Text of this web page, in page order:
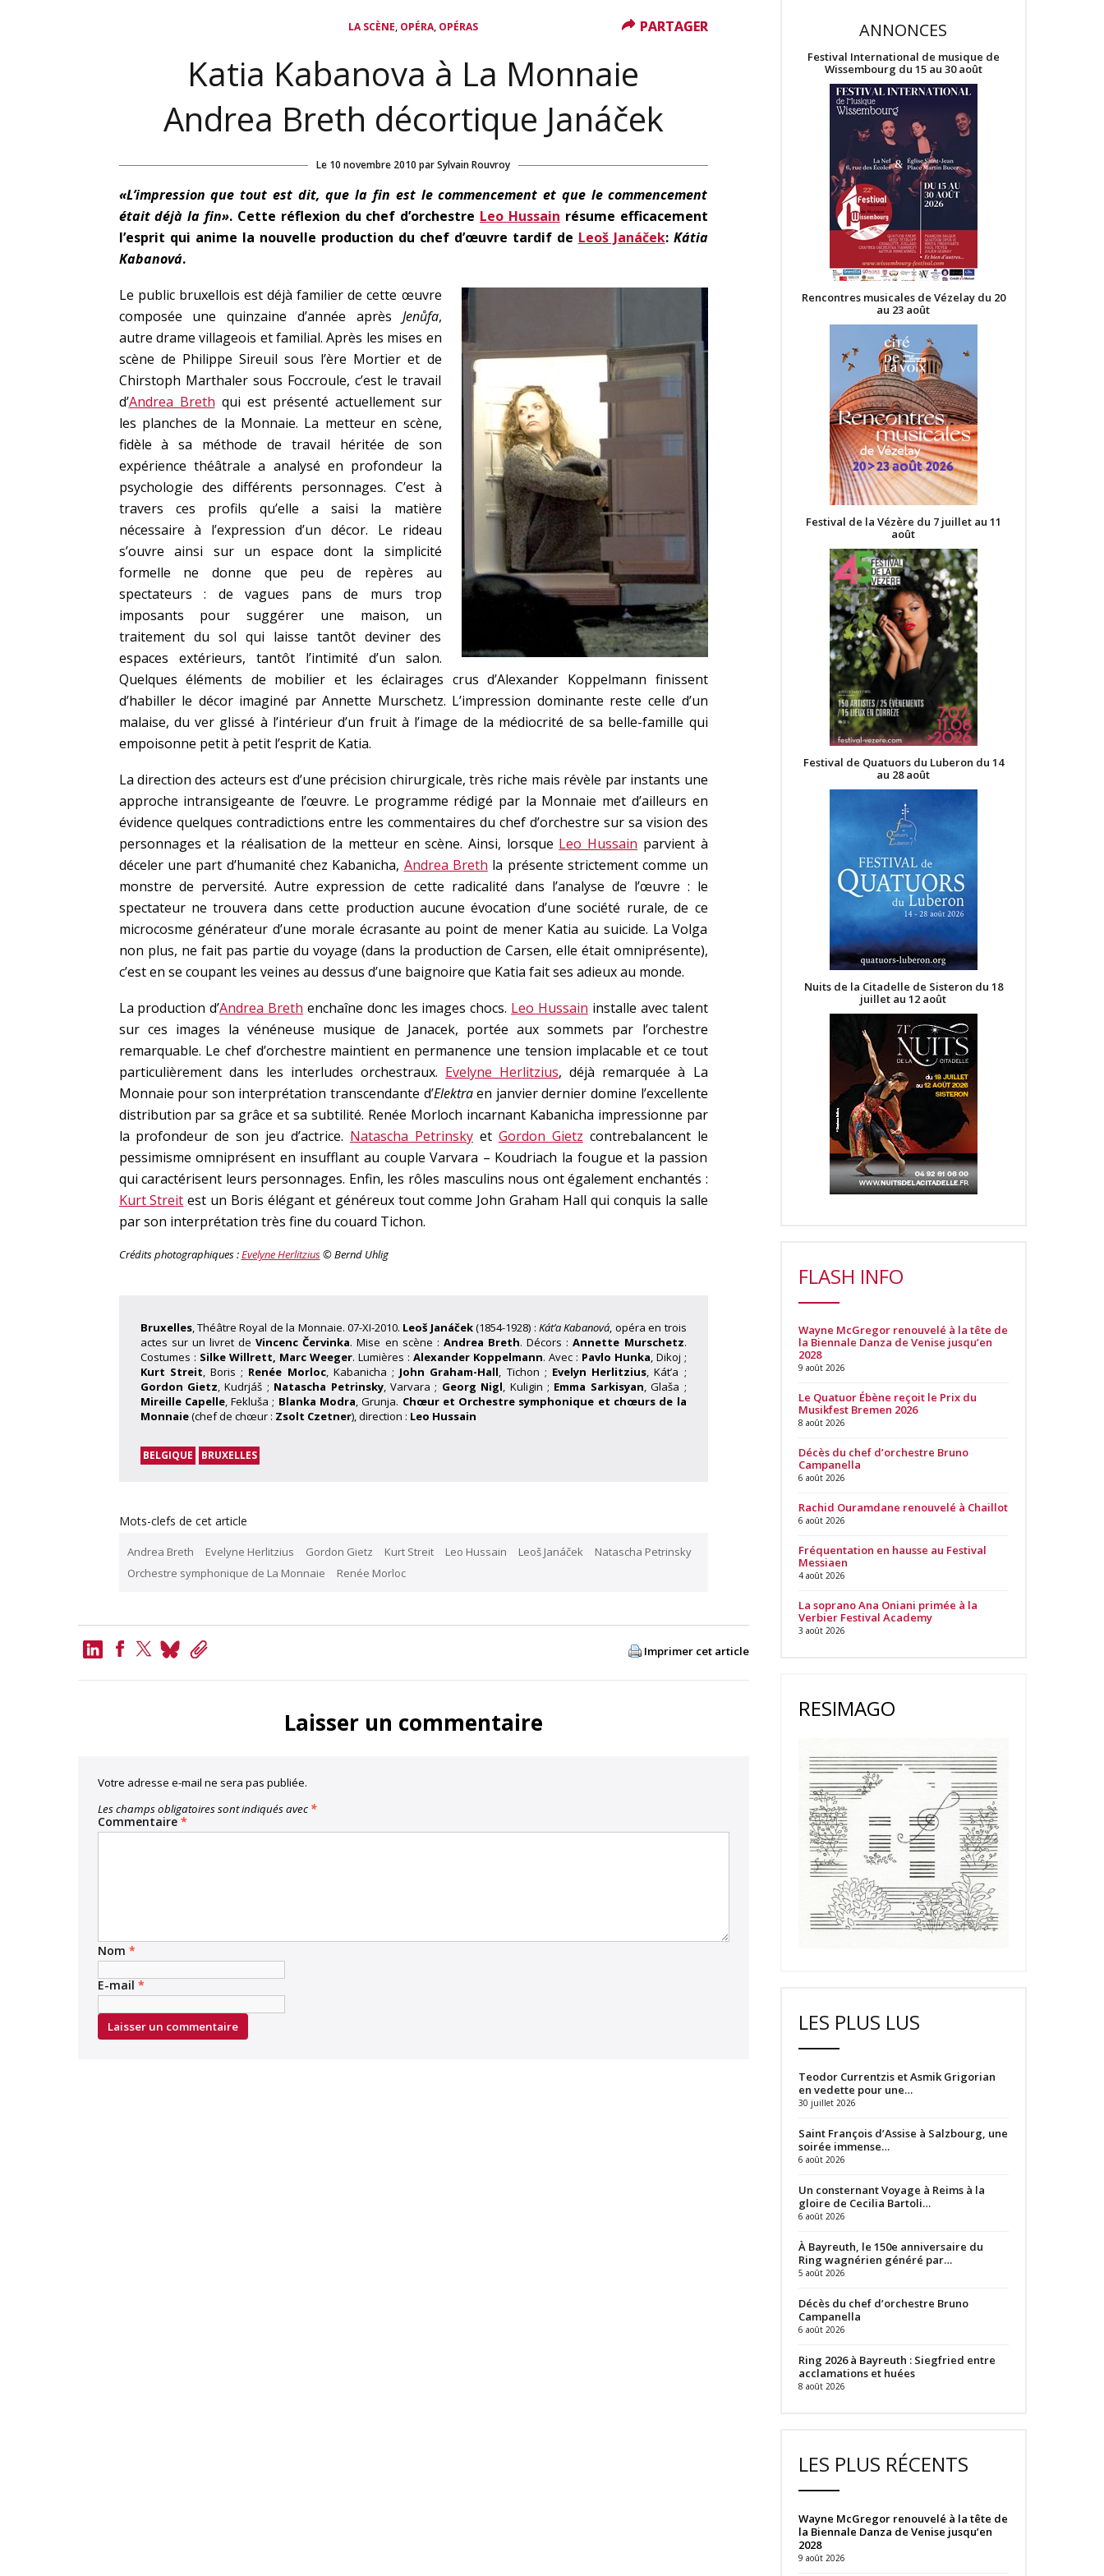
LA SCÈNE, OPÉRA, OPÉRAS
Katia Kabanova à La Monnaie
Andrea Breth décortique Janáček
Le 10 novembre 2010 parSylvain Rouvroy
«L’impression que tout est dit, que la fin est le commencement et que le commencement
était déjà la fin». Cette réflexion du chef d’orchestre Leo Hussain résume efficacement
l’esprit qui anime la nouvelle production du chef d’œuvre tardif de Leoš Janáček: Kátia
Kabanová.
Le public bruxellois est déjà familier de cette œuvre
composée une quinzaine d’année après Jenůfa,
autre drame villageois et familial. Après les mises en
scène de Philippe Sireuil sous l’ère Mortier et de
Chirstoph Marthaler sous Foccroule, c’est le travail
d’Andrea Breth qui est présenté actuellement sur
les planches de la Monnaie. La metteur en scène,
fidèle à sa méthode de travail héritée de son
expérience théâtrale a analysé en profondeur la
psychologie des différents personnages. C’est à
travers ces profils qu’elle a saisi la matière
nécessaire à l’expression d’un décor. Le rideau
s’ouvre ainsi sur un espace dont la simplicité
formelle ne donne que peu de repères au
spectateurs : de vagues pans de murs trop
imposants pour suggérer une maison, un
traitement du sol qui laisse tantôt deviner des
espaces extérieurs, tantôt l’intimité d’un salon.
Quelques éléments de mobilier et les éclairages crus d’Alexander Koppelmann finissent
d’habiller le décor imaginé par Annette Murschetz. L’impression dominante reste celle d’un
malaise, du ver glissé à l’intérieur d’un fruit à l’image de la médiocrité de sa belle-famille qui
empoisonne petit à petit l’esprit de Katia.
La direction des acteurs est d’une précision chirurgicale, très riche mais révèle par instants une
approche intransigeante de l’œuvre. Le programme rédigé par la Monnaie met d’ailleurs en
évidence quelques contradictions entre les commentaires du chef d’orchestre sur sa vision des
personnages et la réalisation de la metteur en scène. Ainsi, lorsque Leo Hussain parvient à
déceler une part d’humanité chez Kabanicha, Andrea Breth la présente strictement comme un
monstre de perversité. Autre expression de cette radicalité dans l’analyse de l’œuvre : le
spectateur ne trouvera dans cette production aucune évocation d’une société rurale, de ce
microcosme générateur d’une morale écrasante au point de mener Katia au suicide. La Volga
non plus, ne fait pas partie du voyage (dans la production de Carsen, elle était omniprésente),
c’est en se coupant les veines au dessus d’une baignoire que Katia fait ses adieux au monde.
La production d’Andrea Breth enchaîne donc les images chocs. Leo Hussain installe avec talent
sur ces images la vénéneuse musique de Janacek, portée aux sommets par l’orchestre
remarquable. Le chef d’orchestre maintient en permanence une tension implacable et ce tout
particulièrement dans les interludes orchestraux. Evelyne Herlitzius, déjà remarquée à La
Monnaie pour son interprétation transcendante d’Elektraen janvier dernier domine l’excellente
distribution par sa grâce et sa subtilité. Renée Morloch incarnant Kabanicha impressionne par
la profondeur de son jeu d’actrice. Natascha Petrinskyet Gordon Gietz contrebalancent le
pessimisme omniprésent en insufflant au couple Varvara – Koudriach la fougue et la passion
qui caractérisent leurs personnages. Enfin, les rôles masculins nous ont également enchantés :
Kurt Streit est un Boris élégant et généreux tout comme John Graham Hall qui conquis la salle
par son interprétation très fine du couard Tichon.
Crédits photographiques :Evelyne Herlitzius© Bernd Uhlig
PARTAGER
Bruxelles, Théâtre Royal de la Monnaie. 07-XI-2010. Leoš Janáček(1854-1928) : Kát’a Kabanová, opéra en trois
actes sur un livret deVincenc Červinka. Mise en scène : Andrea Breth. Décors :Annette Murschetz.
Costumes : Silke Willrett, Marc Weeger. Lumières : Alexander Koppelmann. Avec : Pavlo Hunka, Dikoj ;
Kurt Streit, Boris ; Renée Morloc, Kabanicha ; John Graham-Hall, Tichon ; Evelyn Herlitzius, Kát’a ;
Gordon Gietz, Kudrjáš ; Natascha Petrinsky, Varvara ; Georg Nigl, Kuligin ; Emma Sarkisyan, Glaša ;
Mireille Capelle, Fekluša ; Blanka Modra, Grunja. Chœur et Orchestre symphonique et chœurs de la
Monnaie(chef de chœur : Zsolt Czetner), direction : Leo Hussain
PARTAGER
BELGIQUE BRUXELLES
Mots-clefs de cet article
Andrea Breth Evelyne Herlitzius Gordon Gietz Kurt Streit Leo Hussain Leoš Janáček
Natascha Petrinsky
Orchestre symphonique de La Monnaie
Renée Morloc
LinkedIn
BlueskyCopy
Imprimer cet article
Laisser un commentaire
Votre adresse e-mail ne sera pas publiée.
Les champs obligatoires sont indiqués avec *
Commentaire *
Nom *
E-mail *
ANNONCES
Festival International de musique de
Wissembourg du 15 au 30 août
Rencontres musicales de Vézelay du 20
au 23 août
Festival de la Vézère du 7 juillet au 11
août
Festival de Quatuors du Luberon du 14
au 28 août
Nuits de la Citadelle de Sisteron du 18
juillet au 12 août
FLASH INFO
Wayne McGregor renouvelé à la tête de
la Biennale Danza de Venise jusqu’en
2028
9 août 2026
Le Quatuor Ébène reçoit le Prix du
Musikfest Bremen 2026
8 août 2026
Décès du chef d’orchestre Bruno
Campanella
6 août 2026
Rachid Ouramdane renouvelé à Chaillot
6 août 2026
Fréquentation en hausse au Festival
Messiaen
4 août 2026
La soprano Ana Oniani primée à la
Verbier Festival Academy
3 août 2026
RESIMAGO
LES PLUS LUS
Teodor Currentzis et Asmik Grigorian
en vedette pour une…
30 juillet 2026
Saint François d’Assise à Salzbourg, une
soirée immense…
6 août 2026
Un consternant Voyage à Reims à la
gloire de Cecilia Bartoli…
6 août 2026
À Bayreuth, le 150e anniversaire du
Ring wagnérien généré par…
5 août 2026
Décès du chef d’orchestre Bruno
Campanella
6 août 2026
Ring 2026 à Bayreuth : Siegfried entre
acclamations et huées
8 août 2026
LES PLUS RÉCENTS
Wayne McGregor renouvelé à la tête de
la Biennale Danza de Venise jusqu’en
2028
9 août 2026